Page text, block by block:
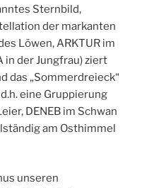
Sternbild,
der markanten
Löwen, ARKTUR im
in der Jungfrau) ziert
das „Sommerdreieck“
eine Gruppierung
DENEB im Schwan
am Osthimmel
unseren